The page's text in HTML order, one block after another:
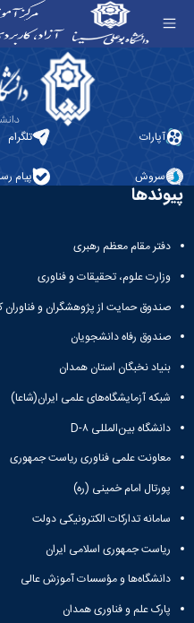
دانشگاهی - آموزش‌های
آپارات تلگرام
سروش پیام
پیوندها
دفتر مقام معظم رهبری
وزارت علوم، تحقیقات و فناوری
صندوق حمایت از پژوهشگران و فناوران
صندوق رفاه دانشجویان
بنیاد نخبگان استان همدان
شبکه آزمایشگاه‌های علمی ایران(شاعا)
دانشگاه بین‌المللی D-۸
معاونت علمی فناوری ریاست جمهوری
پورتال امام خمینی (ره)
سامانه تدارکات الکترونیکی دولت
ریاست جمهوری اسلامی ایران
دانشگاه‌ها و مؤسسات آموزش عالی
پارک علم و فناوری همدان